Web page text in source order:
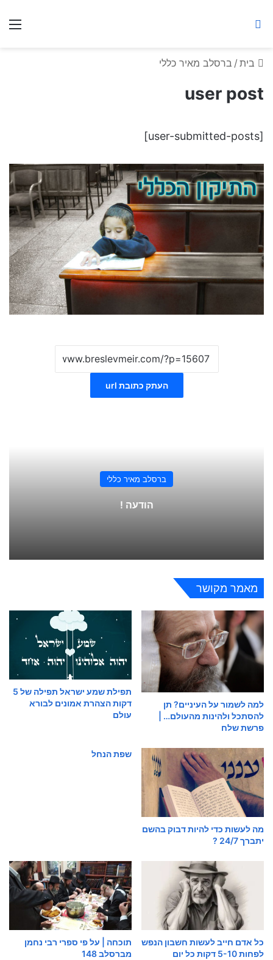
בית / ברסלב מאיר כללי
user post
[user-submitted-posts]
העתק כתובת url
ברסלב מאיר כללי
הודעה !
מאמר מקושר
למה לשמור על העיניים? תן
להסתכל ולהינות מהעולם… |
פרשת שלח
תפילת שמע ישראל תפילה של 5
דקות הצהרת אמונים לבורא
עולם
מה לעשות כדי להיות דבוק בהשם
יתברך 24/7 ?
שפת הנחל
כל אדם חייב לעשות חשבון הנפש
לפחות 5-10 דקות כל יום
תוכחה | על פי ספרי רבי נחמן
מברסלב 148